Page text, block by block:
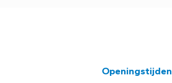
Openingstijden